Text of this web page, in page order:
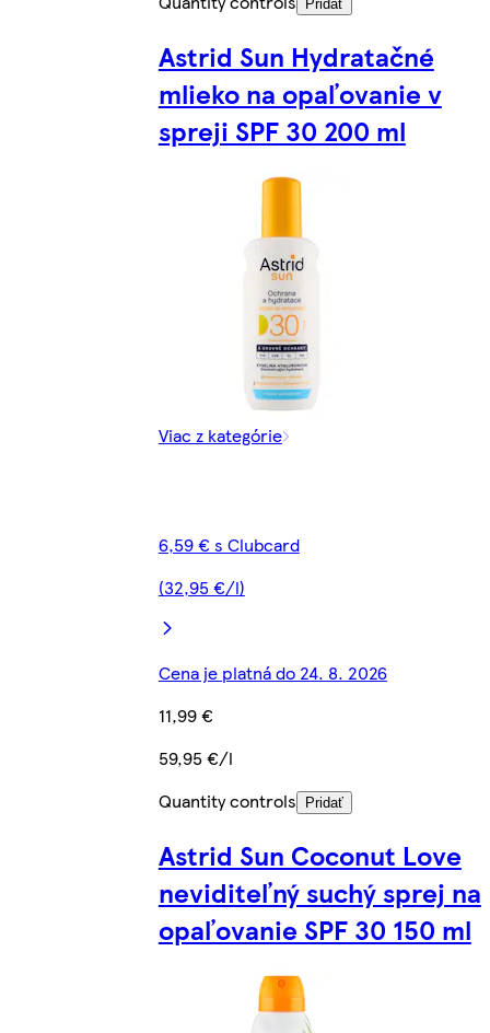
Pridať
Astrid Sun Hydratačné
mlieko na opaľovanie v
spreji SPF 30 200 ml
Viac z kategórie
6,59 € s Clubcard
(32,95 €/l)
Cena je platná do 24. 8. 2026
11,99 €
59,95 €/l
Quantity controls
Pridať
Astrid Sun Coconut Love
neviditeľný suchý sprej na
opaľovanie SPF 30 150 ml